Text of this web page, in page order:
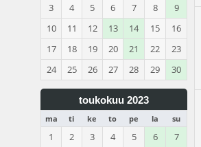
3
4 5 6 7 8
9
10
11 12 13 14 15
16
17
18 19 20 21 22
23
24
25 26 27 28 29 30
toukokuu 2023
ma ti ke to pe la su
1 2 3 4 5 6
7